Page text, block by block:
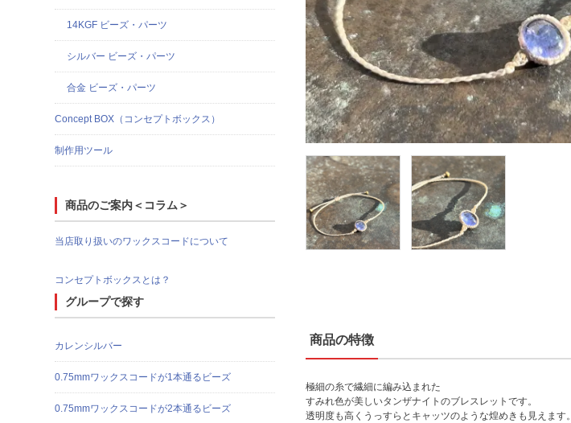
商品の特徴
極細の糸で繊細に編み込まれた
すみれ色が美しいタンザナイトのブレスレットです。
透明度も高くうっすらとキャッツのような煌めきも見えます。
14KGF ビーズ・パーツ
シルバー ビーズ・パーツ
合金 ビーズ・パーツ
Concept BOX（コンセプトボックス）
制作用ツール
商品のご案内＜コラム＞
当店取り扱いのワックスコードについて
コンセプトボックスとは？
グループで探す
カレンシルバー
0.75mmワックスコードが1本通るビーズ
0.75mmワックスコードが2本通るビーズ